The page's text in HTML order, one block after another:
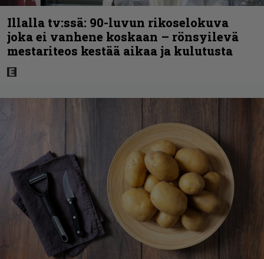
Illalla tv:ssä: 90-luvun rikoselokuva
joka ei vanhene koskaan – rönsyilevä
mestariteos kestää aikaa ja kulutusta